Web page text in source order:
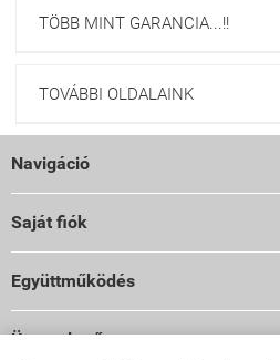
TÖBB MINT GARANCIA...!!
TOVÁBBI OLDALAINK
Navigáció
Saját fiók
Együttműködés
Üzemeltető